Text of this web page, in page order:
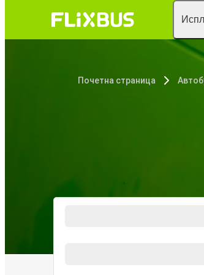
Почетна страница